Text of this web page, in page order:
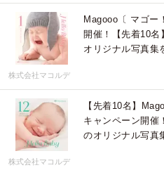
Magooo〔 マゴー
開催！【先着10名
オリジナル写真集
株式会社マコルデ
【先着10名】
キャンペーン開
のオリジナル写真
株式会社マコルデ